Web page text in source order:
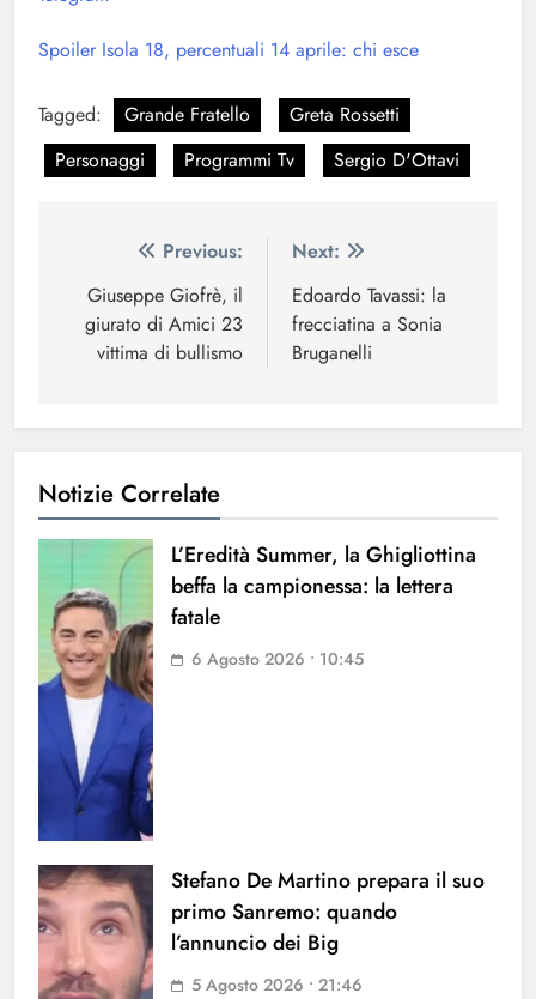
Spoiler Isola 18, percentuali 14 aprile: chi esce
Tagged: Grande Fratello
Greta Rossetti
Personaggi
Programmi Tv Sergio D'Ottavi
Navigazione
articoli
Previous:
Giuseppe Giofrè, il
giurato di Amici 23
vittima di bullismo
Next:
Edoardo Tavassi: la
frecciatina a Sonia
Bruganelli
Notizie Correlate
L’Eredità Summer, la Ghigliottina
beffa la campionessa: la lettera
fatale
6 Agosto 2026 • 10:45
Stefano De Martino prepara il suo
primo Sanremo: quando
l’annuncio dei Big
5 Agosto 2026 • 21:46